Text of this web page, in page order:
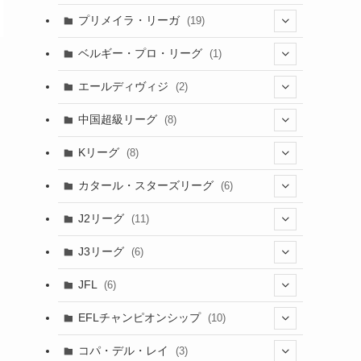
(6)
(1)
(3)
(2)
(16)
(6)
(46)
(1)
(1)
(5)
(15)
(19)
プリメイラ・リーガ (19)
(6)
ベルギー・プロ・リーグ (1)
エールディヴィジ (2)
中国超級リーグ (8)
(3)
Kリーグ (8)
(8)
カタール・スターズリーグ (6)
J2リーグ (11)
(1)
J3リーグ (6)
JFL (6)
(3)
(3)
EFLチャンピオンシップ (10)
コパ・デル・レイ (3)